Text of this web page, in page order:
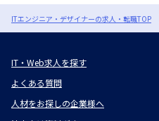
ITエンジニア・デザイナーの求人・転職TOP
IT・Web求人を探す
よくある質問
人材をお探しの企業様へ